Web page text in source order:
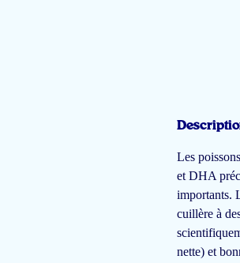
Beste visolie die ik heb gekocht. Boert geen
Les
et DHA
importants.
cuillère à
nette) et